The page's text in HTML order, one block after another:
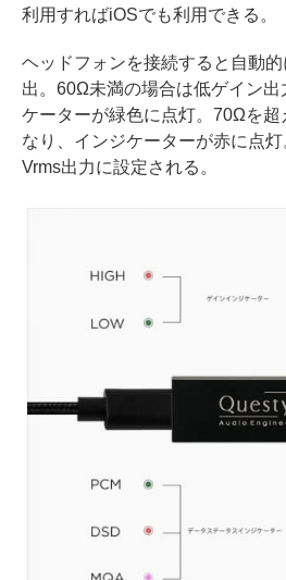
利用すればiOSでも利用できる。
ヘッドフォンを接続すると自動
出。60Ω未満の場合は低ゲイン出
ケーターが緑色に点灯。70Ωを超
なり、インジケーターが赤に点
Vrms出力に設定される。